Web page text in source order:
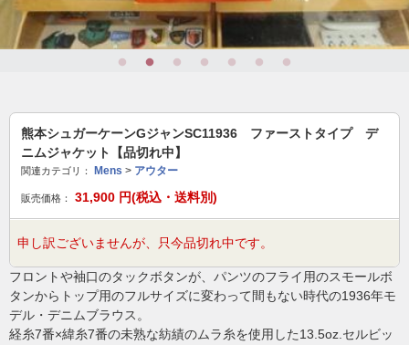
熊本シュガーケーンGジャンSC11936 ファーストタイプ デ
ニムジャケット【品切れ中】
関連カテゴリ： Mens > アウター
販売価格： 31,900 円(税込・送料別)
申し訳ございませんが、只今品切れ中です。
フロントや袖口のタックボタンが、パンツのフライ用のスモールボ
タンからトップ用のフルサイズに変わって間もない時代の1936年モ
デル・デニムブラウス。
経糸7番×緯糸7番の未熟な紡績のムラ糸を使用した13.5oz.セルビッ